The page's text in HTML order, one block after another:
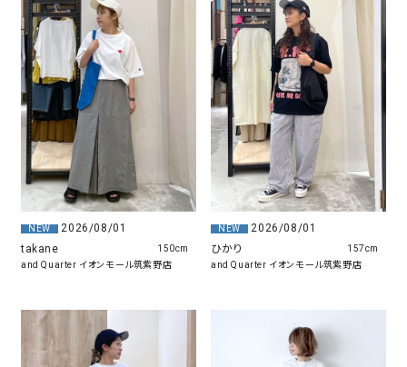
NEW
2026/08/01
takane
and Quarter イオンモール筑紫野店
150cm
NEW
2026/08/01
ひかり
and Quarter イオンモール筑紫野店
157cm